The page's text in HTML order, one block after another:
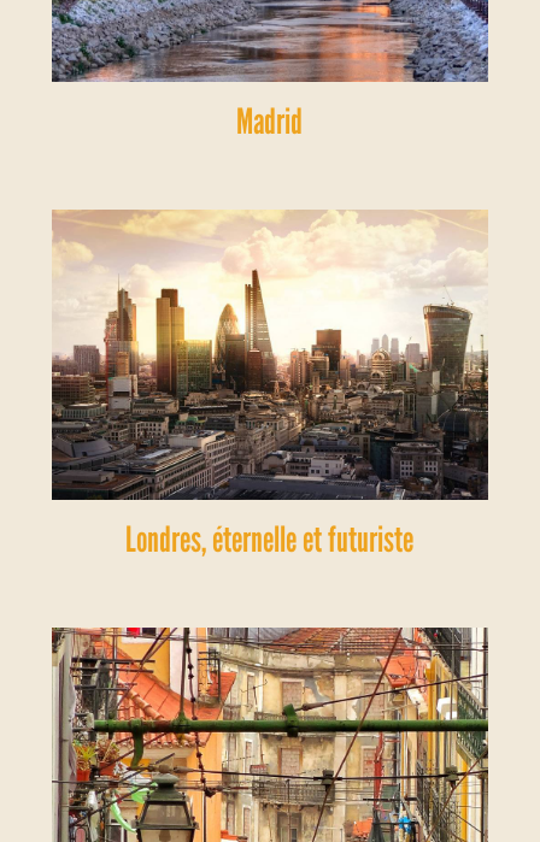
Madrid
Londres, éternelle et futuriste